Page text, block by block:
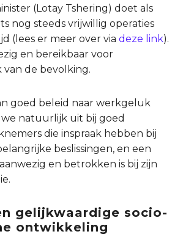
(Lotay Tshering) doet als
nog steeds vrijwillig operaties
(lees er meer over via deze link).
en bereikbaar voor
de bevolking.
goed beleid naar werkgeluk
natuurlijk uit bij goed
die inspraak hebben bij
beslissingen, en een
en betrokken is bij zijn
gelijkwaardige socio-
ontwikkeling